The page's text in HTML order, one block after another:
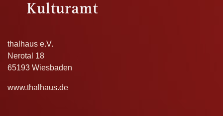
thalhaus e.V.
Nerotal 18
65193 Wiesbaden
www.thalhaus.de